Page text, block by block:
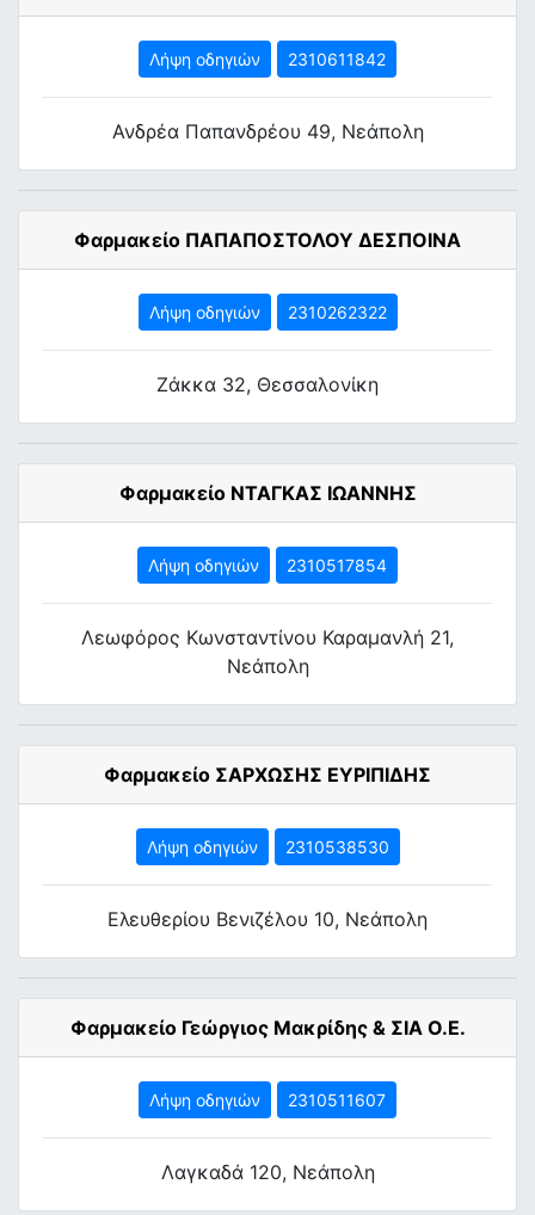
Λήψη οδηγιών 2310611842
Ανδρέα Παπανδρέου 49, Νεάπολη
Φαρμακείο ΠΑΠΑΠΟΣΤΟΛΟΥ ΔΕΣΠΟΙΝΑ
Λήψη οδηγιών 2310262322
Ζάκκα 32, Θεσσαλονίκη
Φαρμακείο ΝΤΑΓΚΑΣ ΙΩΑΝΝΗΣ
Λήψη οδηγιών 2310517854
Λεωφόρος Κωνσταντίνου Καραμανλή 21,
Νεάπολη
Φαρμακείο ΣΑΡΧΩΣΗΣ ΕΥΡΙΠΙΔΗΣ
Λήψη οδηγιών 2310538530
Ελευθερίου Βενιζέλου 10, Νεάπολη
Φαρμακείο Γεώργιος Μακρίδης & ΣΙΑ Ο.Ε.
Λήψη οδηγιών 2310511607
Λαγκαδά 120, Νεάπολη